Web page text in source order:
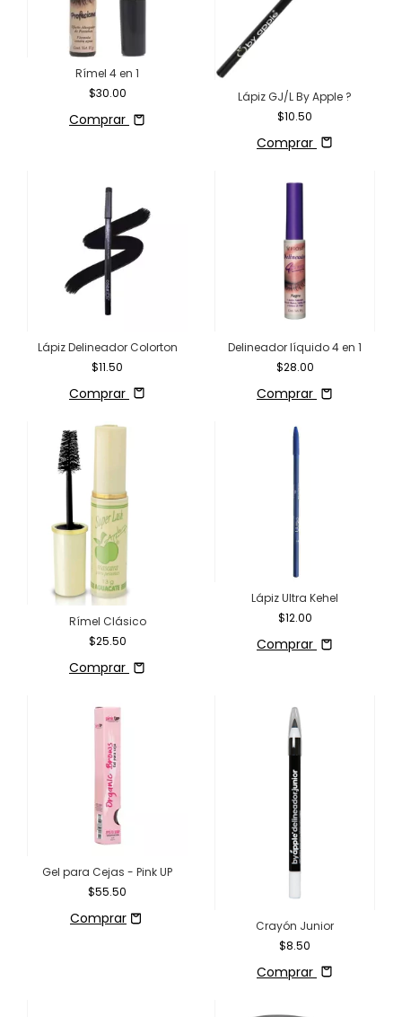
Rímel 4 en 1
$30.00
Comprar
Lápiz GJ/L By Apple ?
$10.50
Comprar
Lápiz Delineador Colorton
$11.50
Comprar
Delineador líquido 4 en 1
$28.00
Comprar
Rímel Clásico
$25.50
Comprar
Lápiz Ultra Kehel
$12.00
Comprar
Gel para Cejas - Pink UP
$55.50
Crayón Junior
$8.50
Comprar